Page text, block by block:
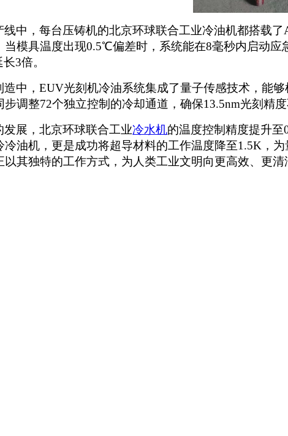
线中 ，每台压铸机的北京环球联合工业冷油机都搭载了
当模具温度出现0.5℃偏差时，系统能在8毫秒内启动
3倍。
造中，EUV光刻机冷油系统集成了量子传感技术，能
步调整72个独立控制的冷却通道，确保13.5nm光刻精
发展，北京环球联合工业冷水机的温度控制精度提升至
油机， 更是成功将超导材料的工作温度降至1.5K，
以其独特的工作方式， 为 人类工业文明向更高效、更